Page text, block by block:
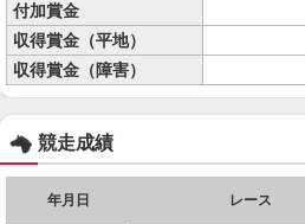
付加賞金
収得賞金（平地）
収得賞金（障害）
競走成績
年月日 レース